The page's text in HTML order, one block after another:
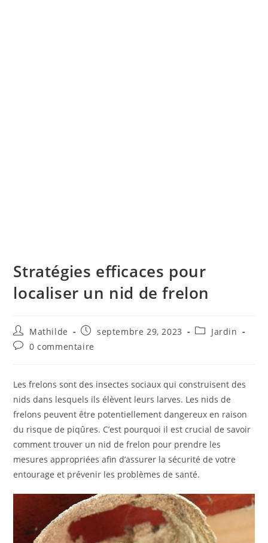
Stratégies efficaces pour
localiser un nid de frelon
Mathilde septembre 29, 2023
Jardin
0 commentaire
Les frelons sont des insectes sociaux qui construisent des
nids dans lesquels ils élèvent leurs larves. Les nids de
frelons peuvent être potentiellement dangereux en raison
du risque de piqûres. C’est pourquoi il est crucial de savoir
comment trouver un nid de frelon pour prendre les
mesures appropriées afin d’assurer la sécurité de votre
entourage et prévenir les problèmes de santé.